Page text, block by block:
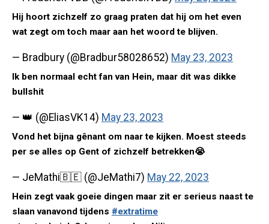
Hij hoort zichzelf zo graag praten dat hij om het even
wat zegt om toch maar aan het woord te blijven.
— Bradbury (@Bradbur58028652) May 23, 2023
Ik ben normaal echt fan van Hein, maar dit was dikke
bullshit
— 👑 (@EliasVK14) May 23, 2023
Vond het bijna gênant om naar te kijken. Moest steeds
per se alles op Gent of zichzelf betrekken😭
— JeMathi🇧🇪 (@JeMathi7) May 22, 2023
Hein zegt vaak goeie dingen maar zit er serieus naast te
slaan vanavond tijdens #extratime